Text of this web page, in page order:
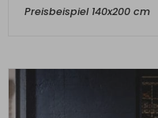
Preisbeispiel 140x200 cm